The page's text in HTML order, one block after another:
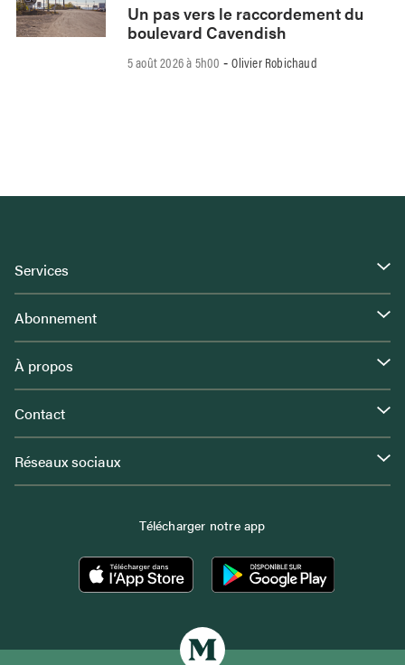
Un pas vers le raccordement du
boulevard Cavendish
5 août 2026 à 5h00 -Olivier Robichaud
Services
Abonnement
À propos
Contact
Réseaux sociaux
Télécharger notre app